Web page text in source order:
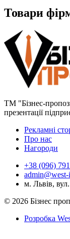
Товари
ТМ "Бізнес-
презентації
Рекламні
Про нас
Нагороди
+38 (096)
м. Львів,
© 2026 Бізнес
Розробка